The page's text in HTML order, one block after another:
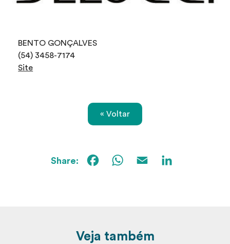
BENTO GONÇALVES
(54) 3458-7174
Site
« Voltar
Facebook
WhatsApp
Email
Veja também